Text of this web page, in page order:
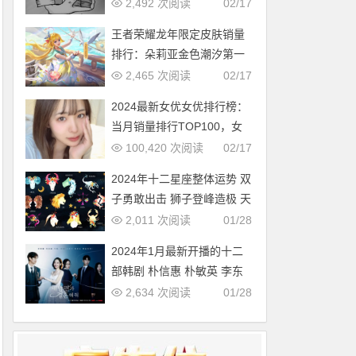
02/17
2,492 次阅读
王者荣耀龙年限定皮肤销量
排行：朵莉亚金色潮汐第一
02/17
2,465 次阅读
2024最新女优女优排行榜：
当月销量排行TOP100，女
优新人多多（2024年1月，
02/17
100,420 次阅读
2024年十二星座整体运势 双
子勇敢出击 狮子登峰造极 天
蝎适者生存 摩羯脱胎换骨01/28
2,011 次阅读
2024年1月最新开播的十二
部韩剧 朴信惠 朴敏英 李东
旭新剧必追
01/28
2,634 次阅读